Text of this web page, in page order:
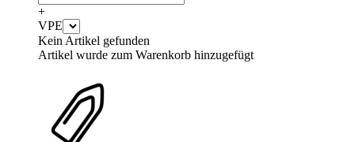
+
VPE
Kein Artikel gefunden
Artikel wurde zum Warenkorb hinzugefügt